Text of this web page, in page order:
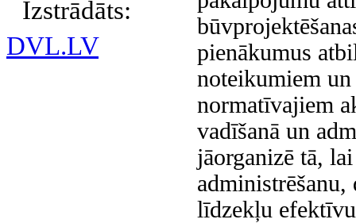
pienākumus
noteikumiem un
normatīvajiem
vadīšanā un
jāorganizē tā,
līdzekļu
Izstrādāts:
DVL.LV